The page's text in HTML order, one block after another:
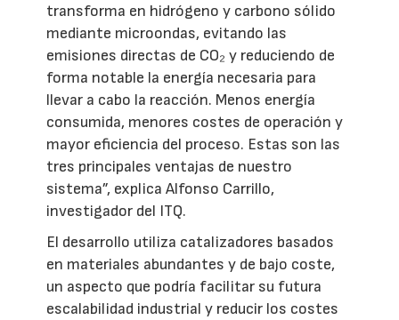
transforma en hidrógeno y carbono sólido
mediante microondas, evitando las
emisiones directas de CO₂ y reduciendo de
forma notable la energía necesaria para
llevar a cabo la reacción. Menos energía
consumida, menores costes de operación y
mayor eficiencia del proceso. Estas son las
tres principales ventajas de nuestro
sistema”, explica Alfonso Carrillo,
investigador del ITQ.
El desarrollo utiliza catalizadores basados
en materiales abundantes y de bajo coste,
un aspecto que podría facilitar su futura
escalabilidad industrial y reducir los costes